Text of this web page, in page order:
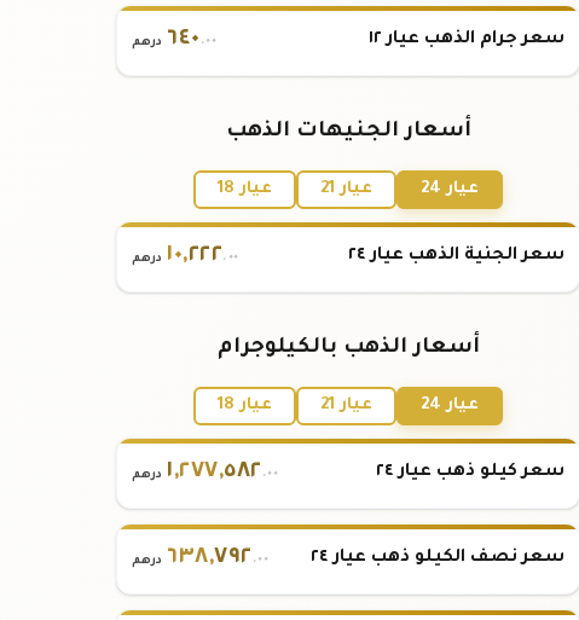
سعر جرام الذهب عيار ١٢ ٦٤٠ .٠٠ درهم
أسعار الجنيهات الذهب
عيار 24 عيار 21 عيار 18
سعر الجنية الذهب عيار ٢٤ ١٠,٢٢٢.٠٠ درهم
أسعار الذهب بالكيلوجرام
عيار 24 عيار 21 عيار 18
سعر كيلو ذهب عيار ٢٤ ١,٢٧٧,٥٨٢ .٠٠ درهم
سعر نصف الكيلو ذهب عيار ٢٤ ٦٣٨,٧٩٢ .٠٠ درهم